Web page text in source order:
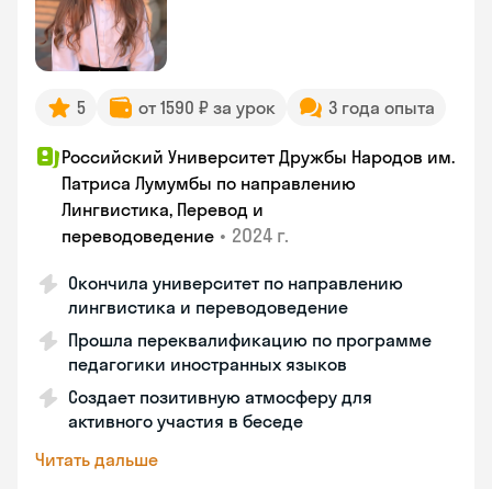
5 от 1590 ₽ за урок 3 года опыта
Российский Университет Дружбы Народов им.
Патриса Лумумбы по направлению
Лингвистика, Перевод и
переводоведение • 2024 г.
Окончила университет по направлению
лингвистика и переводоведение
Прошла переквалификацию по программе
педагогики иностранных языков
Создает позитивную атмосферу для
активного участия в беседе
Читать дальше